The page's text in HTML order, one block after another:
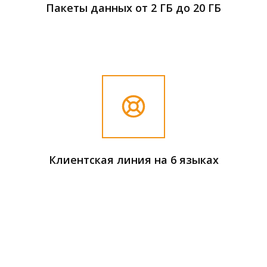
Пакеты данных от 2 ГБ до 20 ГБ
Клиентская линия на 6 языках